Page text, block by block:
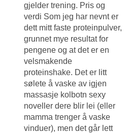
gjelder trening. Pris og
verdi Som jeg har nevnt er
dett mitt faste proteinpulver,
grunnet mye resultat for
pengene og at det er en
velsmakende
proteinshake. Det er litt
sølete å vaske av igjen
massasje kolbotn sexy
noveller dere blir lei (eller
mamma trenger å vaske
vinduer), men det går lett